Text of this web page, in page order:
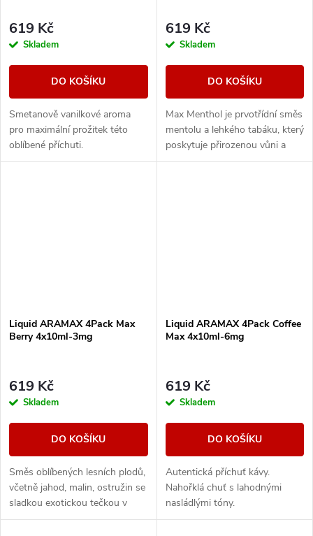
619 Kč
Skladem
DO KOŠÍKU
Smetanově vanilkové aroma
pro maximální prožitek této
oblíbené příchuti.
619 Kč
Skladem
DO KOŠÍKU
Max Menthol je prvotřídní směs
mentolu a lehkého tabáku, který
poskytuje přirozenou vůni a
maximální osvěžení.
Liquid ARAMAX 4Pack Max
Berry 4x10ml-3mg
619 Kč
Skladem
DO KOŠÍKU
Směs oblíbených lesních plodů,
včetně jahod, malin, ostružin se
sladkou exotickou tečkou v
podobě manga.
Liquid ARAMAX 4Pack Coffee
Max 4x10ml-6mg
619 Kč
Skladem
DO KOŠÍKU
Autentická příchuť kávy.
Nahořklá chuť s lahodnými
nasládlými tóny.